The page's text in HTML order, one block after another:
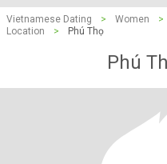
Vietnamese Dating > Women >
Location
> Phú Thọ
Phú